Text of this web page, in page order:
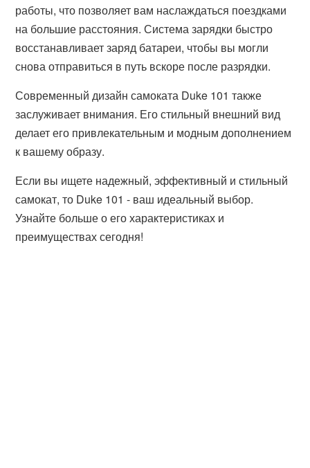
работы, что позволяет вам наслаждаться поездками
на большие расстояния. Система зарядки быстро
восстанавливает заряд батареи, чтобы вы могли
снова отправиться в путь вскоре после разрядки.
Современный дизайн самоката Duke 101 также
заслуживает внимания. Его стильный внешний вид
делает его привлекательным и модным дополнением
к вашему образу.
Если вы ищете надежный, эффективный и стильный
самокат, то Duke 101 - ваш идеальный выбор.
Узнайте больше о его характеристиках и
преимуществах сегодня!